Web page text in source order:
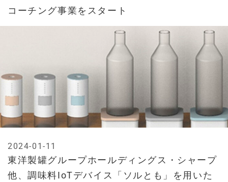
コーチング事業をスタート
東洋製罐グループホールディングス・シャープ
他、調味料IoTデバイス「ソルとも」を用いた
2024-01-11